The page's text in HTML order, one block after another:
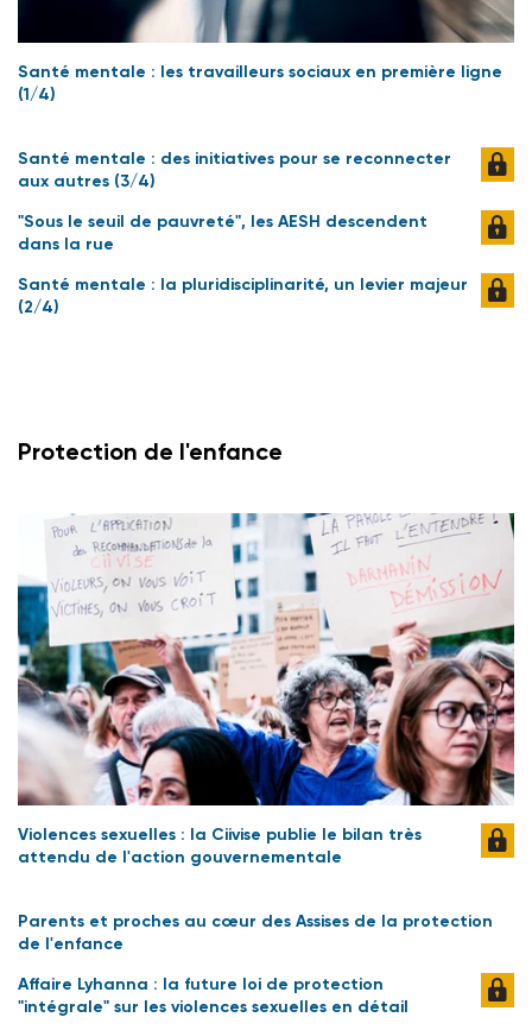
Santé mentale : les travailleurs sociaux en première ligne
(1/4)
Santé mentale : des initiatives pour se reconnecter
aux autres (3/4)
"Sous le seuil de pauvreté", les AESH descendent
dans la rue
Santé mentale : la pluridisciplinarité, un levier majeur
(2/4)
Protection de l'enfance
Violences sexuelles : la Ciivise publie le bilan très
attendu de l'action gouvernementale
Parents et proches au cœur des Assises de la protection
de l'enfance
Affaire Lyhanna : la future loi de protection
"intégrale" sur les violences sexuelles en détail